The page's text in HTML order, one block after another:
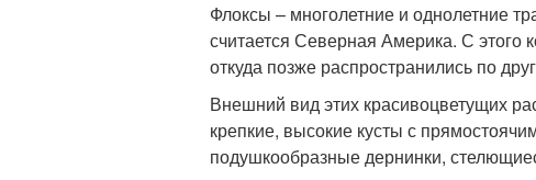
Флоксы – многолетние и однолетние
считается Северная Америка. С
откуда позже распространились по
Внешний вид этих красивоцветущих
крепкие, высокие кусты с
подушкообразные дернинки,